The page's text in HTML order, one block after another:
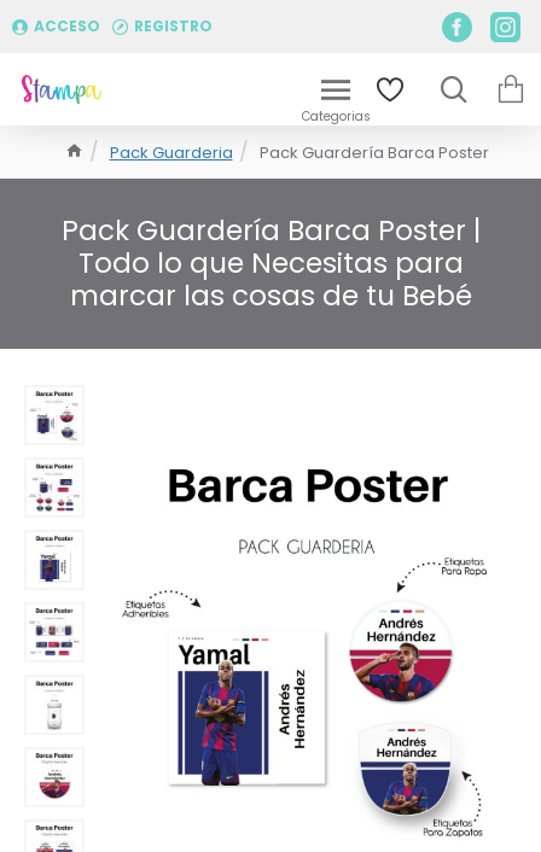
ACCESO REGISTRO
Pack Guarderia Pack Guardería Barca Poster
Pack Guardería Barca Poster |
Todo lo que Necesitas para
marcar las cosas de tu Bebé